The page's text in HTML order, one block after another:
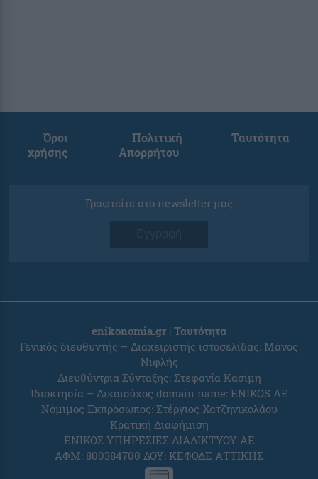
Όροι
χρήσης
Πολιτική
Απορρήτου
Ταυτότητα
Γραφτείτε στο newsletter μας
Εγγραφή
enikonomia.gr | Ταυτότητα
Γενικός διευθυντής – Διαχειριστής ιστοσελίδας: Μάνος
Νιφλής
Διευθύντρια Σύνταξης: Στεφανία Κασίμη
Ιδιοκτησία – Δικαιούχος domain name: ENIKOS AE
Νόμιμος Εκπρόσωπος: Στέργιος Χατζηνικολάου
Κρατική Διαφήμιση
ΕΝΙΚΟΣ ΥΠΗΡΕΣΙΕΣ ΔΙΑΔΙΚΤΥΟΥ ΑΕ
ΑΦΜ: 800384700 ΔΟΥ: ΚΕΦΟΔΕ ΑΤΤΙΚΗΣ